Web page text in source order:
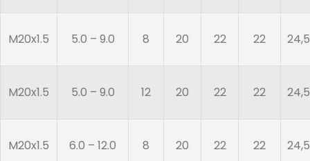
M20x1.5 5.0 – 9.0 8 20 22 22 24,5
M20x1.5 5.0 – 9.0 12 20 22 22 24,5
M20x1.5 6.0 – 12.0 8 20 22 22 24,5